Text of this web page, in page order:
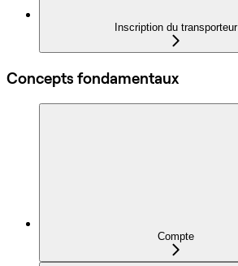
Inscription du transporteur
Concepts fondamentaux
Compte